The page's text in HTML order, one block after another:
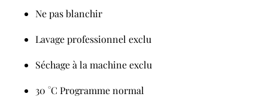
Ne pas blanchir
Lavage professionnel exclu
Séchage à la machine exclu
30 °C Programme normal